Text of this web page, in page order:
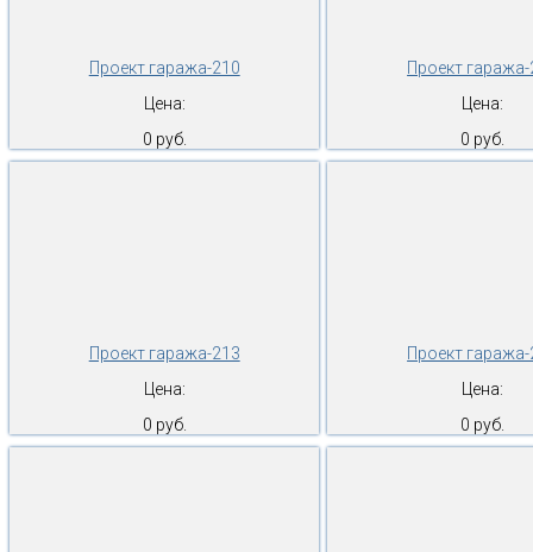
Проект гаража-210
Цена:
0 руб.
Проект
Цена:
0 руб.
Проект гаража-213
Цена:
0 руб.
Проект
Цена:
0 руб.